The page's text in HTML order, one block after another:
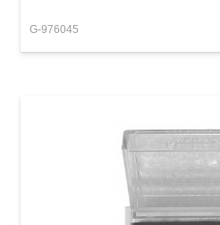
G-976045